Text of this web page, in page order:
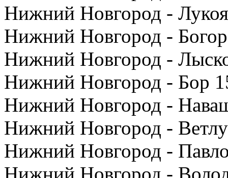
Нижний Новгород -
Нижний Новгород -
Нижний Новгород -
Нижний Новгород - Бор
Нижний Новгород -
Нижний Новгород -
Нижний Новгород -